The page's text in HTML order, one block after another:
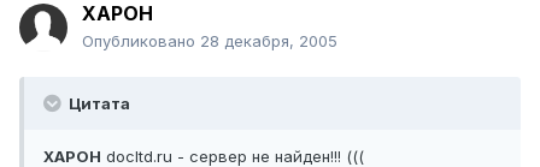
XAPOH
Опубликовано 28 декабря, 2005
Цитата
XAPOH docltd.ru - сервер не найден!!! (((